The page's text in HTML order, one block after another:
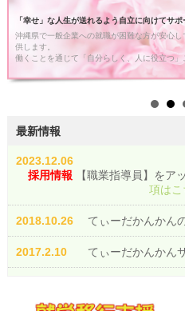
「幸せ」な人生が送れるよう自立に向けてサ
沖縄県で一般企業への就職が困難な方が安心
供します。
働くことを通じて「自分らしく、人に役立つ」
最新情報
2023.12.06
採用情報 【職業指導員】をア
項はこ
2018.10.26 てぃーだかんかん
2017.2.10 てぃーだかんかん